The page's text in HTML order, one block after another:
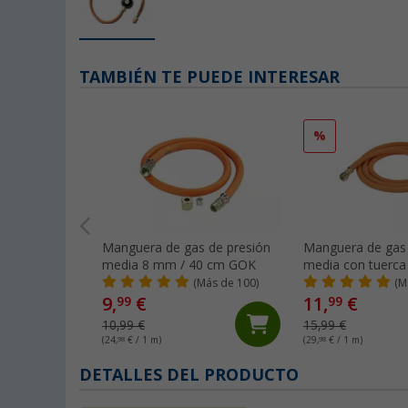
TAMBIÉN TE PUEDE INTERESAR
Manguera de gas de presión
media 8 mm / 40 cm GOK
(Más de 100)
9,99 €
10,99 €
(24,98 € / 1 m)
%
Manguera de
media con tuerca
1/4” en ambos
bar 6,3 x 3,5 x 40
11,99 €
15,99 €
(29,98 € / 1 m)
DETALLES DEL PRODUCTO